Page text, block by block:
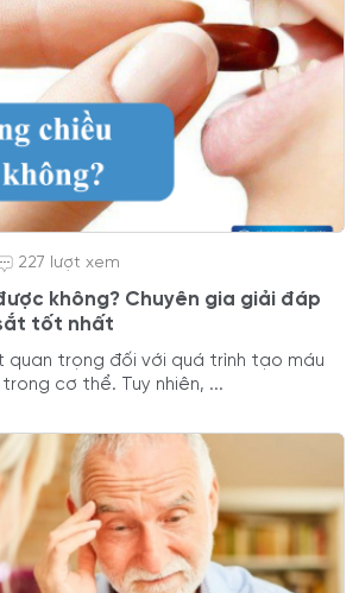
227 lượt xem
không? Chuyên gia giải đáp
tốt nhất
quan trọng đối với quá trình tạo máu
cơ thể. Tuy nhiên, ...